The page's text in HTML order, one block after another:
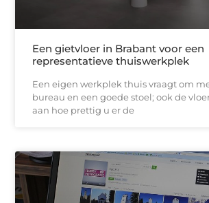
Een gietvloer in Brabant voor een
representatieve thuiswerkplek
Een eigen werkplek thuis vraagt om
bureau en een goede stoel; ook de
aan hoe prettig u er de